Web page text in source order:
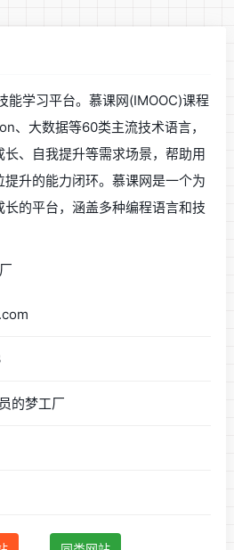
能学习平台。慕课网(IMOOC)课程
、大数据等60类主流技术语言，
、自我提升等需求场景，帮助用
升的能力闭环。慕课网是一个为
的平台，涵盖多种编程语言和技
的梦工厂